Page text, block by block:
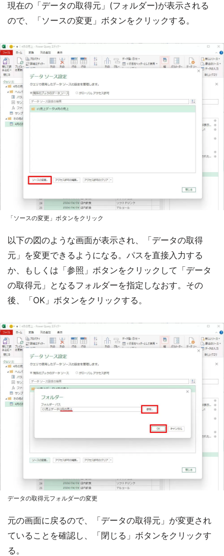
現在の「データの取得元」(フォルダー)が表示される
ので、「ソースの変更」ボタンをクリックする。
「ソースの変更」ボタンをクリック
以下の図のような画面が表示され、「データの取得
元」を変更できるようになる。パスを直接入力する
か、もしくは「参照」ボタンをクリックして「データ
の取得元」となるフォルダーを指定しなおす。その
後、「OK」ボタンをクリックする。
データの取得元フォルダーの変更
元の画面に戻るので、「データの取得元」が変更され
ていることを確認し、「閉じる」ボタンをクリックす
る。